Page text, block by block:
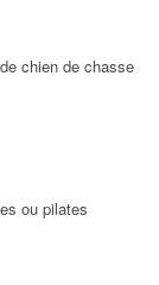
chien de chasse
ou pilates